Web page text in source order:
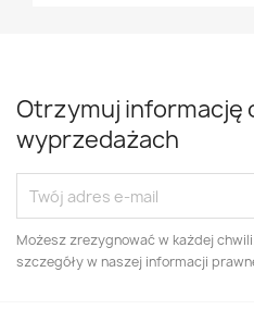
Otrzymuj informację
wyprzedażach
Możesz zrezygnować w każdej
szczegóły w naszej informacji